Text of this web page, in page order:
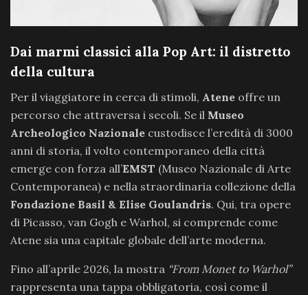
Dai marmi classici alla Pop Art: il distretto
della cultura
Per il viaggiatore in cerca di stimoli, Atene offre un
percorso che attraversa i secoli. Se il Museo
Archeologico Nazionale custodisce l’eredità di 3000
anni di storia, il volto contemporaneo della città
emerge con forza all’EMST (Museo Nazionale di Arte
Contemporanea) e nella straordinaria collezione della
Fondazione Basil & Elise Goulandris. Qui, tra opere
di Picasso, van Gogh e Warhol, si comprende come
Atene sia una capitale globale dell’arte moderna.
Fino all’aprile 2026, la mostra “From Monet to Warhol”
rappresenta una tappa obbligatoria, così come il